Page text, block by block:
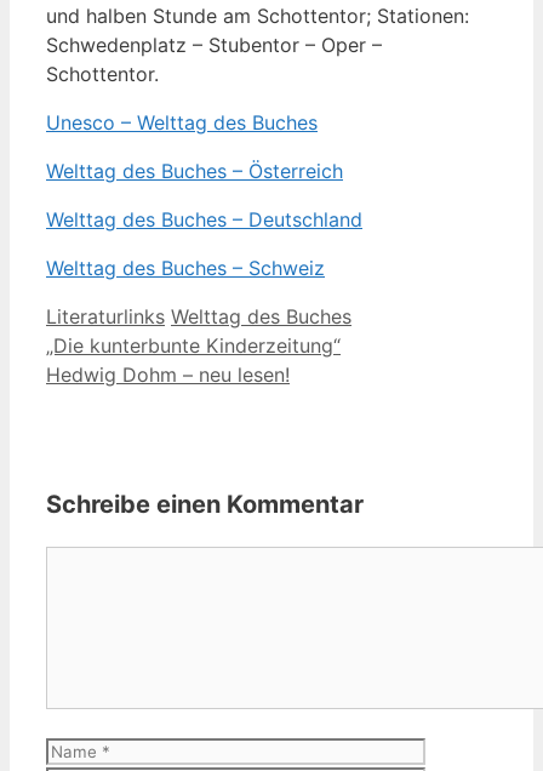
und halben Stunde am Schottentor; Stationen:
Schwedenplatz – Stubentor – Oper –
Schottentor.
Unesco – Welttag des Buches
Welttag des Buches – Österreich
Welttag des Buches – Deutschland
Welttag des Buches – Schweiz
Kategorien
Literaturlinks Schlagwörter
Welttag des Buches
„Die kunterbunte Kinderzeitung“
Hedwig Dohm – neu lesen!
Schreibe einen Kommentar
Name